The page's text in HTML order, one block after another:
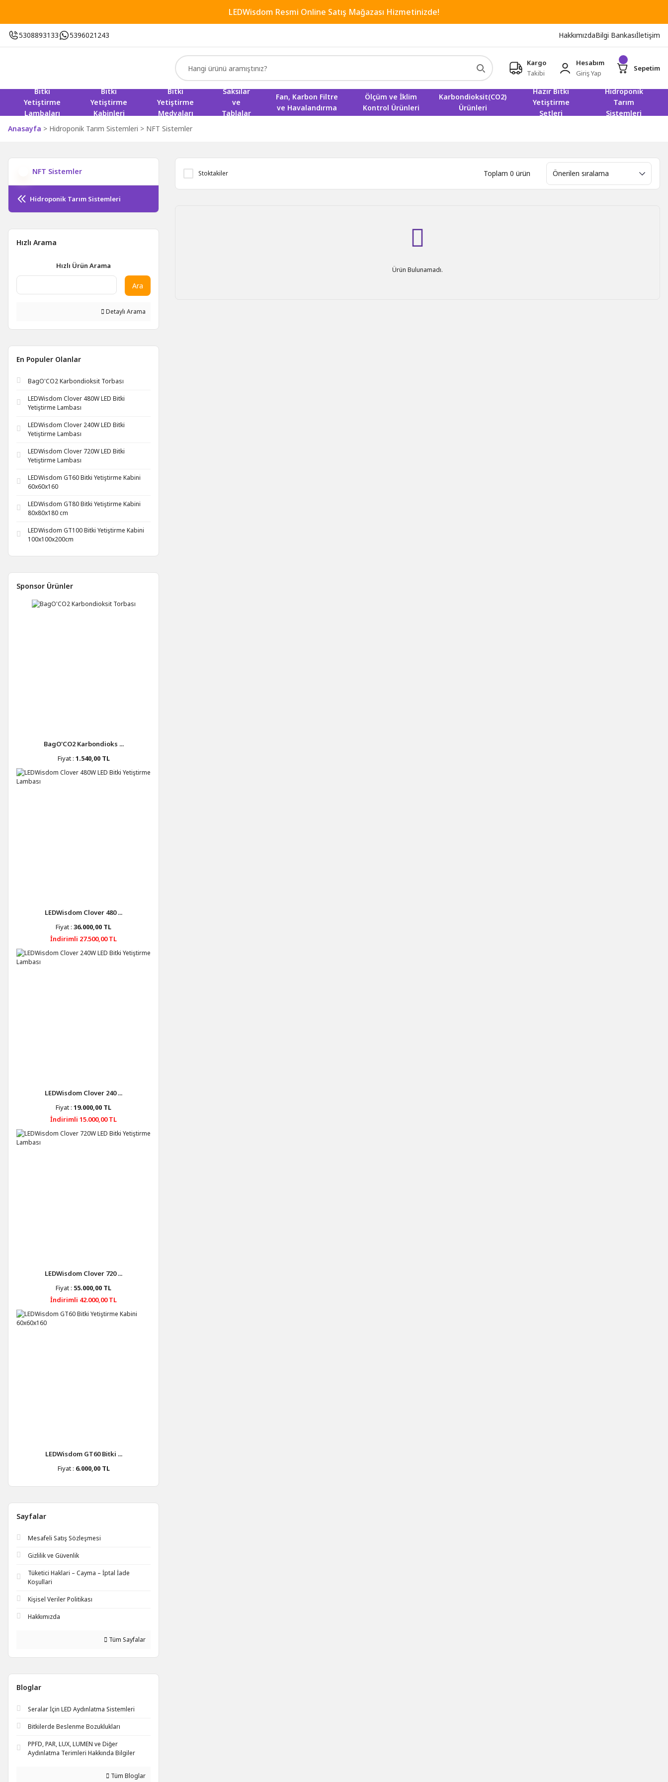
LEDWisdom Resmi Online Satış Mağazası Hizmetinizde!
5308893133 5396021243 HakkımızdaBilgi Bankasıİletişim
Kargo
Takibi
Hesabım
Giriş Yap
Sepetim
Bitki
Yetiştirme
Lambaları
Bitki
Yetiştirme
Kabinleri
Bitki
Yetiştirme
Medyaları
Saksılar
ve
Tablalar
Fan, Karbon Filtre
ve Havalandırma
Ölçüm ve İklim
Kontrol Ürünleri
Karbondioksit(CO2)
Ürünleri
Hazır Bitki
Yetiştirme
Setleri
Hidroponik
Tarım
Sistemleri
Anasayfa
Hidroponik Tarım Sistemleri NFT Sistemler
NFT Sistemler
Hidroponik Tarım Sistemleri
Hızlı Arama
Hızlı Ürün Arama
Ara
Detaylı Arama
En Populer Olanlar
BagO'CO2 Karbondioksit Torbası
LEDWisdom Clover 480W LED Bitki
Yetiştirme Lambası
LEDWisdom Clover 240W LED Bitki
Yetiştirme Lambası
LEDWisdom Clover 720W LED Bitki
Yetiştirme Lambası
LEDWisdom GT60 Bitki Yetiştirme Kabini
60x60x160
LEDWisdom GT80 Bitki Yetiştirme Kabini
80x80x180 cm
LEDWisdom GT100 Bitki Yetiştirme Kabini
100x100x200cm
Sponsor Ürünler
BagO'CO2 Karbondioks ...
Fiyat : 1.540,00 TL
LEDWisdom Clover 480 ...
Fiyat : 36.000,00 TL
İndirimli 27.500,00 TL
LEDWisdom Clover 240 ...
Fiyat : 19.000,00 TL
İndirimli 15.000,00 TL
LEDWisdom Clover 720 ...
Fiyat : 55.000,00 TL
İndirimli 42.000,00 TL
LEDWisdom GT60 Bitki ...
Fiyat : 6.000,00 TL
Sayfalar
Mesafeli Satış Sözleşmesi
Gizlilik ve Güvenlik
Tüketici Haklari – Cayma – İptal İade
Koşullari
Kişisel Veriler Politikası
Hakkımızda
Tüm Sayfalar
Bloglar
Seralar İçin LED Aydınlatma Sistemleri
Bitkilerde Beslenme Bozuklukları
PPFD, PAR, LUX, LUMEN ve Diğer
Aydınlatma Terimleri Hakkında Bilgiler
Tüm Bloglar
Stoktakiler Toplam 0 ürün
Ürün Bulunamadı.